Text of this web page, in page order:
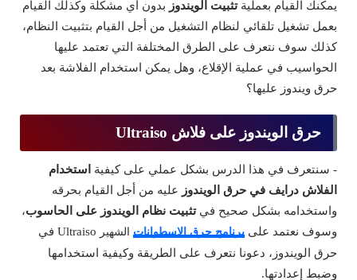
يمكنك القيام بعمليةتثبيت الويندوز بدون أي مشكلة وكذلك القيام
بعمل تشغيل تلقائي لنظام التشغيل من أجل القيام بتثبيت النظام،
كذلك سوف نتعرف على الطرق المختلفة التي تعتمد عليها
الحواسيب في عملية الإقلاع، وهل يمكن استخدام الفلاشة بعد
حرق ويندوز عليها؟
حرق الويندوز على فلاش Ultraiso
- سنتعرف في هذا الدرس بشكل عملي على كيفية
استخدام
الفلاش درايف في حرق الويندوز عليه من أجل القيام بحرقه
واستخدامه بشكل صحيح فيتثبيت نظام الويندوز على الحاسوب،
وسوف نعتمد على برنامج حرق الاسطوانات الشهير
Ultraiso في
حرق الويندوز، دعونا نتعرف على الطريقة وكيفية استخدامها
وضبط إعدادتها.